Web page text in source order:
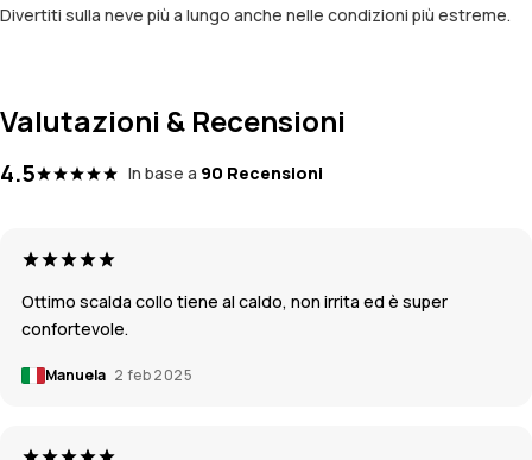
Divertiti sulla neve più a lungo anche nelle condizioni più estreme.
Valutazioni & Recensioni
4.5 In base a 90 Recensioni
Ottimo scalda collo tiene al caldo, non irrita ed è super
confortevole.
Manuela 2 feb 2025